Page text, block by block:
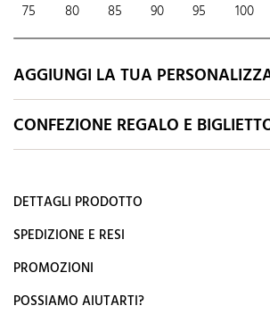
75 80 85 90 95 100
AGGIUNGI LA TUA
CONFEZIONE REGALO E
DETTAGLI PRODOTTO
SPEDIZIONE E RESI
PROMOZIONI
POSSIAMO AIUTARTI?